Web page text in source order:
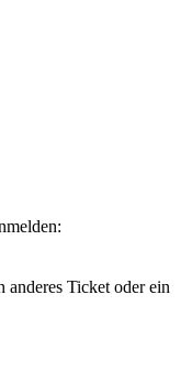
anderes Ticket oder ein